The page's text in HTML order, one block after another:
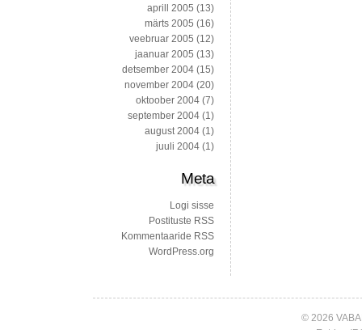
aprill 2005 (13)
märts 2005 (16)
veebruar 2005 (12)
jaanuar 2005 (13)
detsember 2004 (15)
november 2004 (20)
oktoober 2004 (7)
september 2004 (1)
august 2004 (1)
juuli 2004 (1)
Meta
Logi sisse
Postituste RSS
Kommentaaride RSS
WordPress.org
© 2026